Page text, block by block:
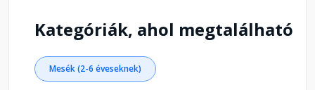
Kategóriák, ahol megtalálható
Mesék (2-6 éveseknek)